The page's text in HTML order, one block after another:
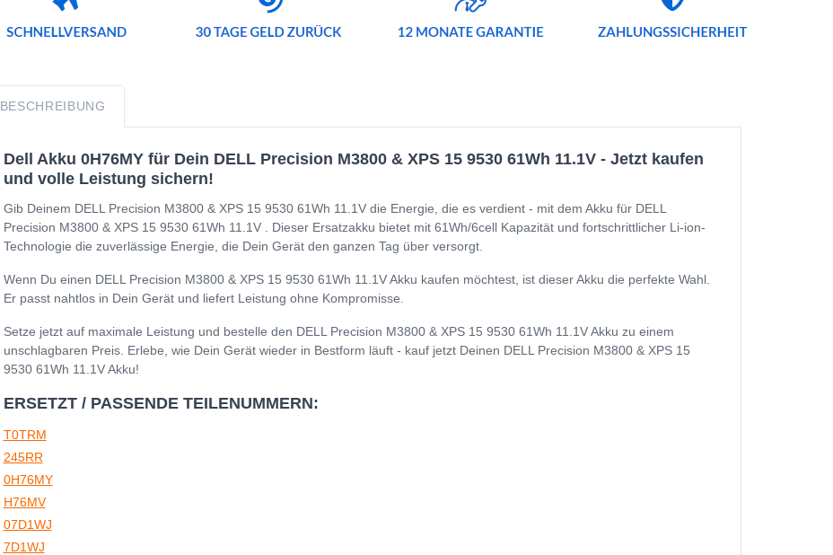
BESCHREIBUNG
Dell Akku 0H76MY für Dein DELL Precision M3800 & XPS 15 9530 61Wh 11.1V - Jetzt kaufen
und volle Leistung sichern!
Gib Deinem DELL Precision M3800 & XPS 15 9530 61Wh 11.1V die Energie, die es verdient - mit dem Akku für DELL
Precision M3800 & XPS 15 9530 61Wh 11.1V . Dieser Ersatzakku bietet mit 61Wh/6cell Kapazität und fortschrittlicher Li-ion-
Technologie die zuverlässige Energie, die Dein Gerät den ganzen Tag über versorgt.
Wenn Du einen DELL Precision M3800 & XPS 15 9530 61Wh 11.1V Akku kaufen möchtest, ist dieser Akku die perfekte Wahl.
Er passt nahtlos in Dein Gerät und liefert Leistung ohne Kompromisse.
Setze jetzt auf maximale Leistung und bestelle den DELL Precision M3800 & XPS 15 9530 61Wh 11.1V Akku zu einem
unschlagbaren Preis. Erlebe, wie Dein Gerät wieder in Bestform läuft - kauf jetzt Deinen DELL Precision M3800 & XPS 15
9530 61Wh 11.1V Akku!
ERSETZT / PASSENDE TEILENUMMERN:
T0TRM
245RR
0H76MY
H76MV
07D1WJ
7D1WJ